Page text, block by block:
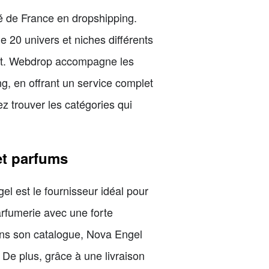
France en dropshipping.
20 univers et niches différents
Webdrop accompagne les
en offrant un service complet
trouver les catégories qui
parfums
est le fournisseur idéal pour
avec une forte
son catalogue, Nova Engel
plus, grâce à une livraison